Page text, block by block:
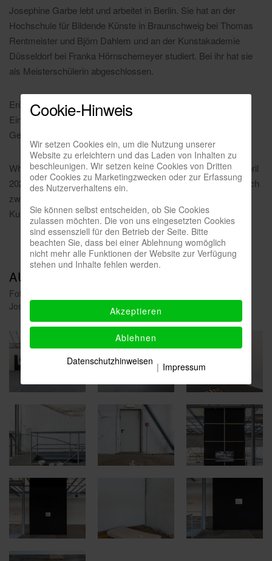
Josephine Garbe lebt und arbeitet in Berlin. Sie hat an der
Hochschule für Bildende Künste in Braunschweig bei Thomas
Rentmeister und Björn Dahlem und an der Kunstakademie
Düsseldorf bei Franka Hörnschemeyer studiert. Bei ihr hat sie
als Meisterschülerin abgeschlossen.
Eröffnung am Samstag, den 14. März 2026 um 18 Uhr. Zur
Einführung um 19 Uhr spricht Lucy Degens, Kuratorin für
Gegenwartskunst / Sammlung Grafik, Kunstmuseum Bonn.
Whiteroom Talk-Event und Finissage am Sonntag, den 19. April
2026 von 11–14 Uhr. Es findet um 12 Uhr ein Künstlergespräch
zwischen Josephine Garbe und Diana Nowak,
Kunsthistorikerin, Berlin statt.
AUSSTELLUNGSANSICHTEN
Fotos: Tim Szalinski (Ausstellungsansicht MMIII, 2026), ©
Josephine Garbe
Cookie-Hinweis
Wir setzen Cookies ein, um die Nutzung unserer
Website zu erleichtern und das Laden von Inhalten zu
beschleunigen. Wir setzen keine Cookies von Dritten
oder Cookies zu Marketingzwecken oder zur Erfassung
des Nutzerverhaltens ein.
Sie können selbst entscheiden, ob Sie Cookies
zulassen möchten. Die von uns eingesetzten Cookies
sind essensziell für den Betrieb der Seite. Bitte
beachten Sie, dass bei einer Ablehnung womöglich
nicht mehr alle Funktionen der Website zur Verfügung
stehen und Inhalte fehlen werden.
Akzeptieren
Ablehnen
Datenschutzhinweisen | Impressum